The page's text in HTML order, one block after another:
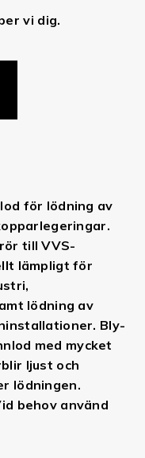
vi dig.
för lödning av
till VVS-
lämpligt för
lödning av
Bly-
med mycket
ljust och
lödningen.
behov använd